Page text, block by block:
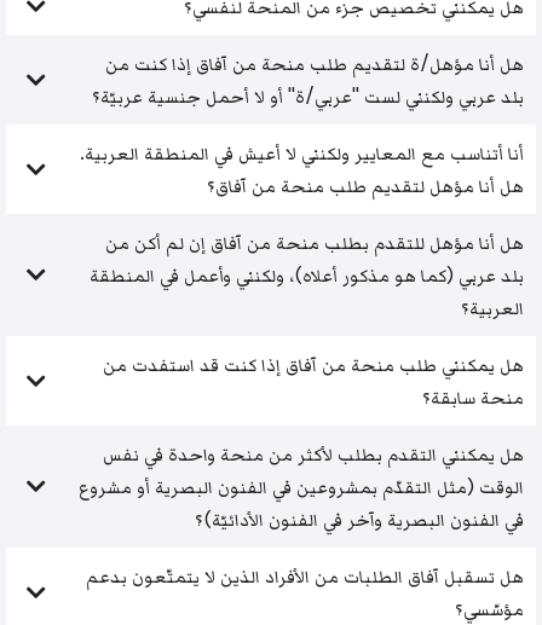
هل يمكنني تخصيص جزء من المنحة لنفسي؟
هل أنا مؤهل/ة لتقديم طلب منحة من آفاق إذا كنت من
بلد عربي ولكنني لست "عربي/ة" أو لا أحمل جنسية عربيّة؟
أنا أتناسب مع المعايير ولكنني لا أعيش في المنطقة العربية.
هل أنا مؤهل لتقديم طلب منحة من آفاق؟
هل أنا مؤهل للتقدم بطلب منحة من آفاق إن لم أكن من
بلد عربي (كما هو مذكور أعلاه)، ولكنني وأعمل في المنطقة
العربية؟
هل يمكنني طلب منحة من آفاق إذا كنت قد استفدت من
منحة سابقة؟
هل يمكنني التقدم بطلب لأكثر من منحة واحدة في نفس
الوقت (مثل التقدّم بمشروعين في الفنون البصرية أو مشروع
في الفنون البصرية وآخر في الفنون الأدائيّة)؟
هل تسقبل آفاق الطلبات من الأفراد الذين لا يتمتّعون بدعم
مؤسّسي؟